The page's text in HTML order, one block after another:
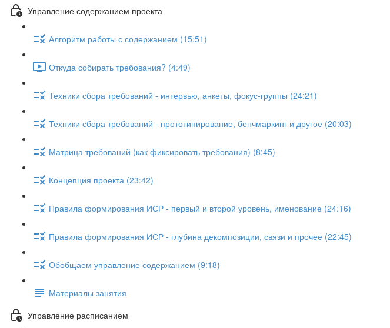
Управление содержанием проекта
Алгоритм работы с содержанием (15:51)
Откуда собирать требования? (4:49)
Техники сбора требований - интервью, анкеты, фокус-группы (24:21)
Техники сбора требований - прототипирование, бенчмаркинг и другое (20:03)
Матрица требований (как фиксировать требования) (8:45)
Концепция проекта (23:42)
Правила формирования ИСР - первый и второй уровень, именование (24:16)
Правила формирования ИСР - глубина декомпозиции, связи и прочее (22:45)
Обобщаем управление содержанием (9:18)
Материалы занятия
Управление расписанием